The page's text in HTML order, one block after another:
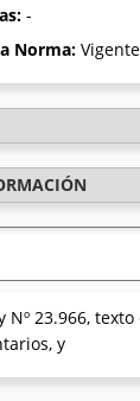
-
Norma: Vigente
Nº 23.966,
y